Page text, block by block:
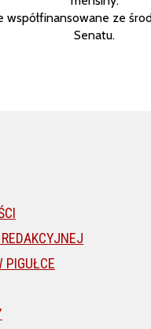
współfinansowane ze
Senatu.
PIGUŁCE